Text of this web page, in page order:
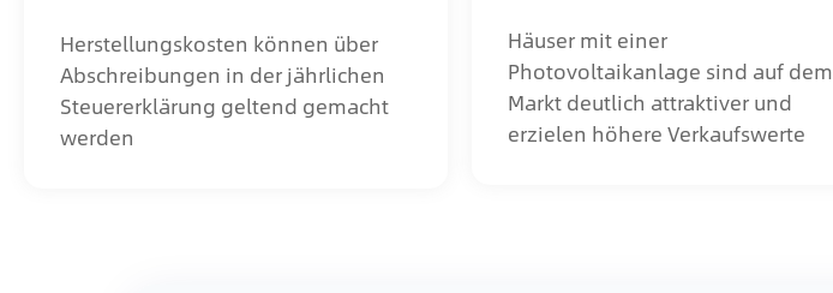
Herstellungskosten können über
Abschreibungen in der jährlichen
Steuererklärung geltend gemacht
werden
Häuser mit einer
Photovoltaikanlage sind auf dem
Markt deutlich attraktiver und
erzielen höhere Verkaufswerte